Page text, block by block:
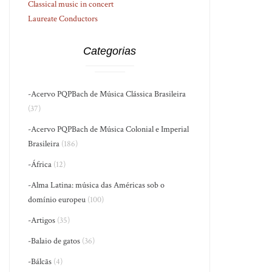
Classical music in concert
Laureate Conductors
Categorias
-Acervo PQPBach de Música Clássica Brasileira
(37)
-Acervo PQPBach de Música Colonial e Imperial
Brasileira (186)
-África (12)
-Alma Latina: música das Américas sob o
domínio europeu (100)
-Artigos (35)
-Balaio de gatos (36)
-Bálcãs (4)